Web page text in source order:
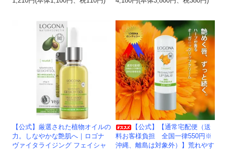
【公式】厳選された植物オイルの
力。しなやかな艶肌へ｜ロゴナ
ヴァイタライジング フェイシャ
【公式】【通常宅配便（送
料お客様負担 全国一律550円※
沖縄、離島は対象外）】荒れやす